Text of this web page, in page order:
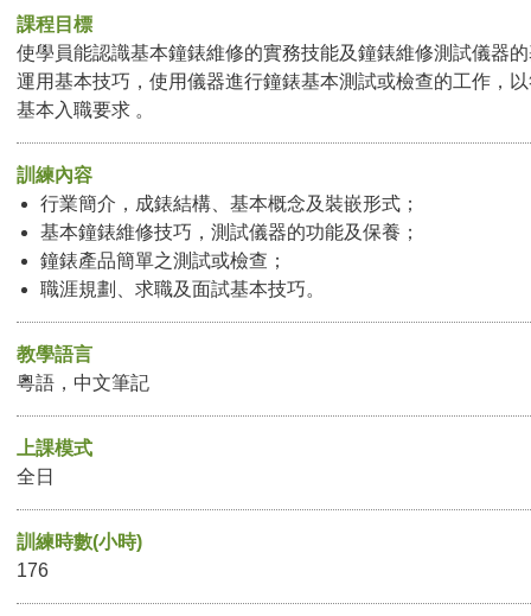
課程目標
使學員能認識基本鐘錶維修的實務技能及鐘錶維修測試儀器
運用基本技巧，使用儀器進行鐘錶基本測試或檢查的工作，
基本入職要求 。
訓練內容
行業簡介，成錶結構、基本概念及裝嵌形式；
基本鐘錶維修技巧，測試儀器的功能及保養；
鐘錶產品簡單之測試或檢查；
職涯規劃、求職及面試基本技巧。
教學語言
粵語，中文筆記
上課模式
全日
訓練時數(小時)
176